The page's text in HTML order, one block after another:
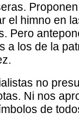
Proponen
el himno en
Pero
a los de la
no
Ni nos
de